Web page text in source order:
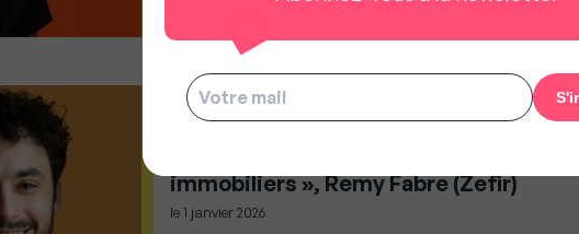
le2 janvier 2026
MON PODCAST IMMO, LE PODCAST IMMOBILIER DE
MYSWEETIMMO
immobiliers », Remy Fabre (Zefir)
le1 janvier 2026